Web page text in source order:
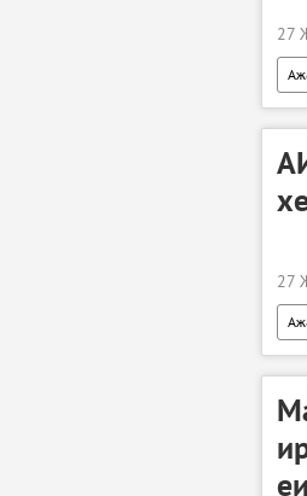
27
27